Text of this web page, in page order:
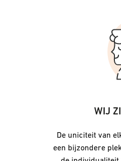
WIJ
De uniciteit van
een bijzondere